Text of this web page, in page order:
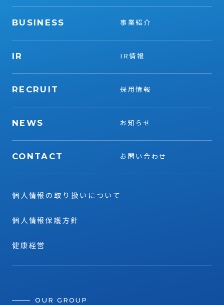
BUSINESS 事業紹介
IR IR情報
RECRUIT 採用情報
NEWS お知らせ
CONTACT お問い合わせ
個人情報の取り扱いについて
個人情報保護方針
健康経営
OUR GROUP